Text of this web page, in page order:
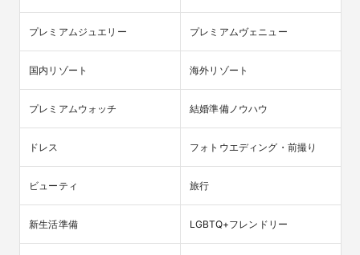
プレミアムジュエリー プレミアムヴェニュー
国内リゾート 海外リゾート
プレミアムウォッチ 結婚準備ノウハウ
ドレス フォトウエディング・前撮り
ビューティ 旅行
新生活準備 LGBTQ+フレンドリー